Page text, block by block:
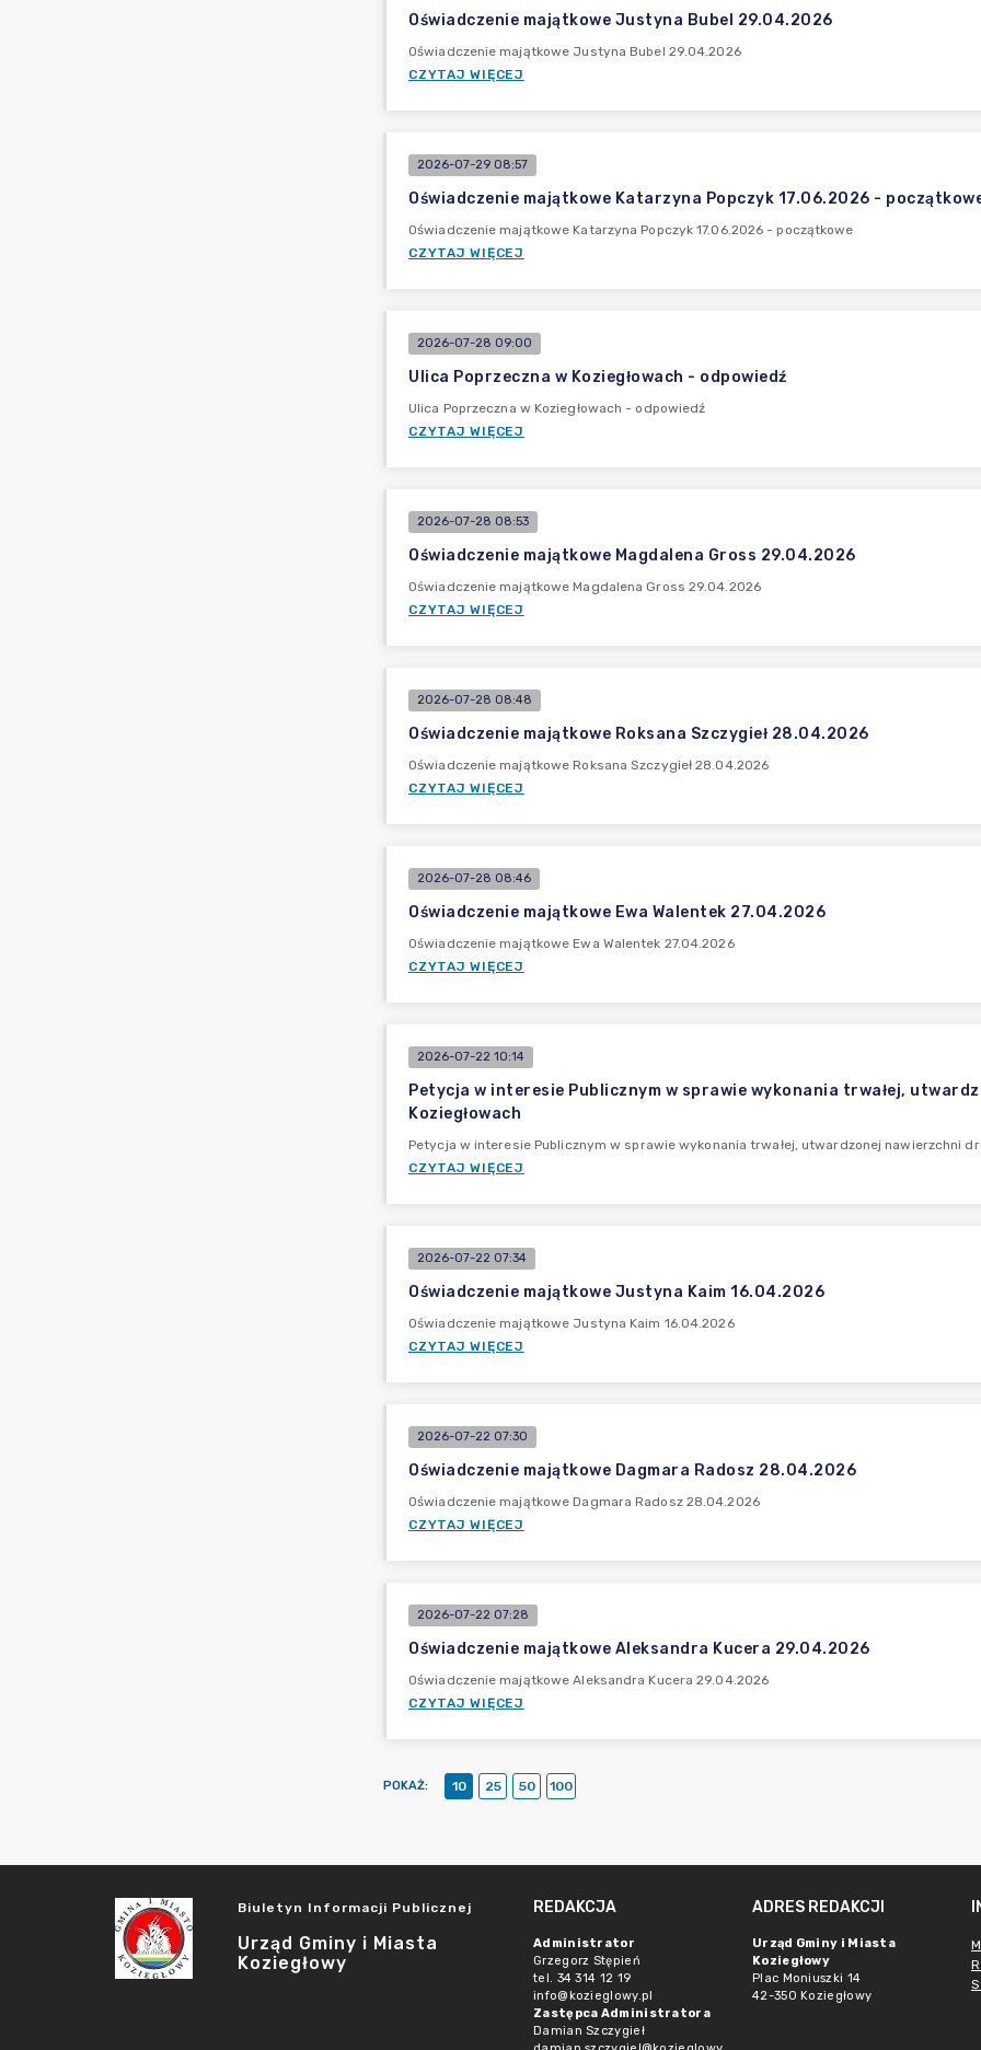
Oświadczenie majątkowe Justyna Bubel 29.04.2026
Oświadczenie majątkowe Justyna Bubel 29.04.2026
CZYTAJ WIĘCEJ
2026-07-29 08:57
Oświadczenie majątkowe Katarzyna Popczyk 17.06.2026 -
Oświadczenie majątkowe Katarzyna Popczyk 17.06.2026 - początkowe
CZYTAJ WIĘCEJ
2026-07-28 09:00
Ulica Poprzeczna w Koziegłowach - odpowiedź
Ulica Poprzeczna w Koziegłowach - odpowiedź
CZYTAJ WIĘCEJ
2026-07-28 08:53
Oświadczenie majątkowe Magdalena Gross 29.04.2026
Oświadczenie majątkowe Magdalena Gross 29.04.2026
CZYTAJ WIĘCEJ
2026-07-28 08:48
Oświadczenie majątkowe Roksana Szczygieł 28.04.2026
Oświadczenie majątkowe Roksana Szczygieł 28.04.2026
CZYTAJ WIĘCEJ
2026-07-28 08:46
Oświadczenie majątkowe Ewa Walentek 27.04.2026
Oświadczenie majątkowe Ewa Walentek 27.04.2026
CZYTAJ WIĘCEJ
2026-07-22 10:14
Petycja w interesie Publicznym w sprawie wykonania trwałej,
Koziegłowach
Petycja w interesie Publicznym w sprawie wykonania trwałej, utwardzonej nawierzchni
CZYTAJ WIĘCEJ
2026-07-22 07:34
Oświadczenie majątkowe Justyna Kaim 16.04.2026
Oświadczenie majątkowe Justyna Kaim 16.04.2026
CZYTAJ WIĘCEJ
2026-07-22 07:30
Oświadczenie majątkowe Dagmara Radosz 28.04.2026
Oświadczenie majątkowe Dagmara Radosz 28.04.2026
CZYTAJ WIĘCEJ
2026-07-22 07:28
Oświadczenie majątkowe Aleksandra Kucera 29.04.2026
Oświadczenie majątkowe Aleksandra Kucera 29.04.2026
CZYTAJ WIĘCEJ
POKAŻ: 10 25 50 100
Biuletyn Informacji Publicznej
Urząd Gminy i Miasta
Koziegłowy
REDAKCJA
Administrator
Grzegorz Stępień
tel. 34 314 12 19
info@kozieglowy.pl
Zastępca Administratora
Damian Szczygieł
ADRES REDAKCJI
Urząd Gminy i Miasta
Koziegłowy
Plac Moniuszki 14
42-350 Koziegłowy